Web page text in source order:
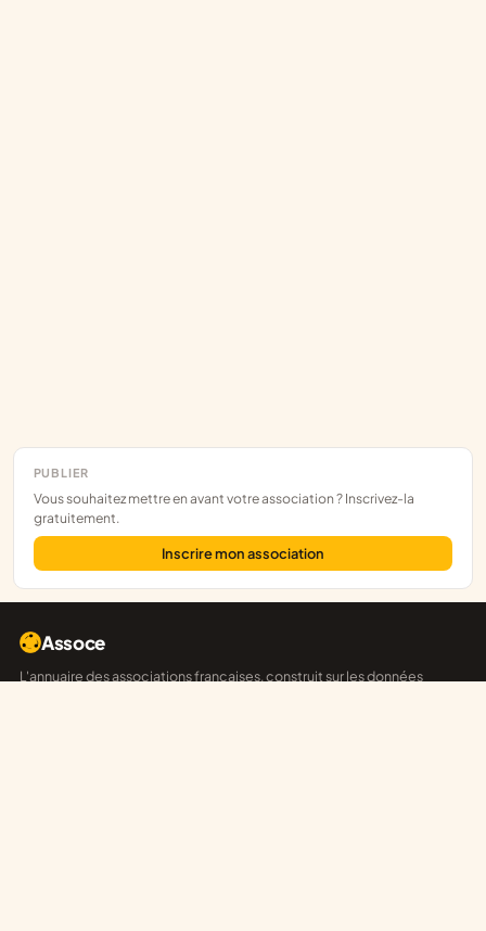
PUBLIER
Vous souhaitez mettre en avant votre association ? Inscrivez-la
gratuitement.
Inscrire mon association
Assoce
L'annuaire des associations françaises, construit sur les données